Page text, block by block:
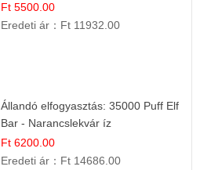
Gyümölcs Élmény!
Ft 5500.00
Eredeti ár： Ft 11932.00
Állandó elfogyasztás: 35000 Puff Elf
Bar - Narancslekvár íz
Ft 6200.00
Eredeti ár： Ft 14686.00